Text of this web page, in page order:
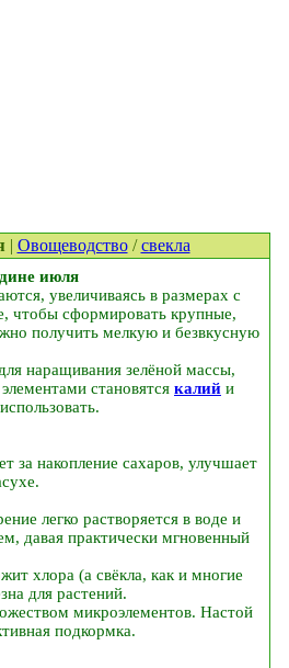
| Овощеводство/свекла
июля
увеличиваясь в размерах с
чтобы сформировать крупные,
получить мелкую и безвкусную
наращивания зелёной массы,
становятся калий и
за накопление сахаров, улучшает
легко растворяется в воде и
давая практически мгновенный
хлора (а свёкла, как и многие
для растений.
микроэлементов. Настой
подкормка.